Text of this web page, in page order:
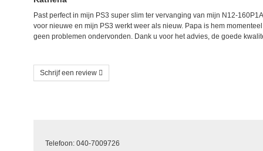
Past perfect in mijn PS3 super slim ter vervanging van mijn N12-
voor nieuwe en mijn PS3 werkt weer als nieuw. Papa is hem
geen problemen ondervonden. Dank u voor het advies, de goede
Schrijf een review
Hoe waardeert u dit product?
Telefoon: 040-7009726